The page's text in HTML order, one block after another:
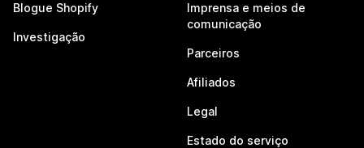
Blogue Shopify
Investigação
Imprensa e meios de
comunicação
Parceiros
Afiliados
Legal
Estado do serviço